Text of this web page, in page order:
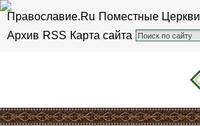
Православие.Ru Поместные Церкви
Архив RSS Карта сайта